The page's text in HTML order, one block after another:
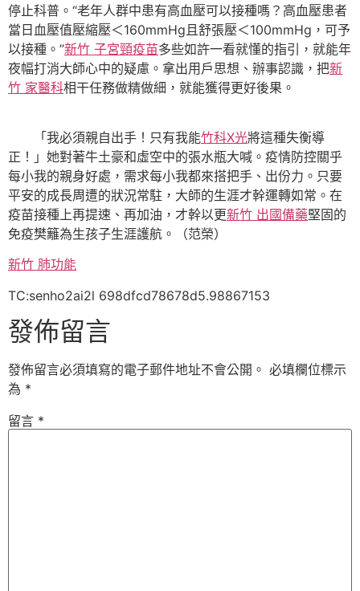
停止科普。“老年人群中患有高血壓可以接種嗎？高血壓患者
當日血壓值壓縮壓＜160mmHg且舒張壓＜100mmHg，可予
以接種。”新竹 子宮頸疫苗多些如許一看就懂的指引，就能年
夜幅打消大師心中的疑慮。拿出用戶思想、辦事認識，把新
竹 家醫科相干任務做精做細，就能獲得更好後果。
「我必須親自出手！只有我能竹科X光將這種失衡導
正！」她對著牛土豪和虛空中的張水瓶大喊。疫情防控關乎
每小我的親身好處，需求每小我都來搭把手、出份力。只要
平安的成長周遭的狀況常駐，大師的生涯才幹運轉如常。在
疫苗接種上再提速、再加油，才幹以更新竹 出國備藥堅固的
免疫樊籬為生孩子生涯護航。（范榮）
新竹 肺功能
TC:senho2ai2l 698dfcd78678d5.98867153
發佈留言
發佈留言必須填寫的電子郵件地址不會公開。 必填欄位標示
為 *
留言 *